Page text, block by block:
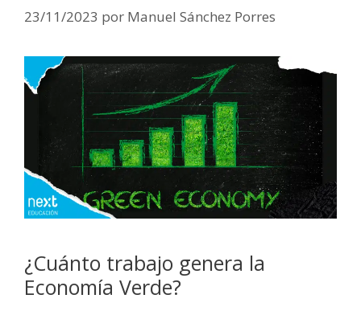
23/11/2023 por Manuel Sánchez Porres
¿Cuánto trabajo genera la
Economía Verde?